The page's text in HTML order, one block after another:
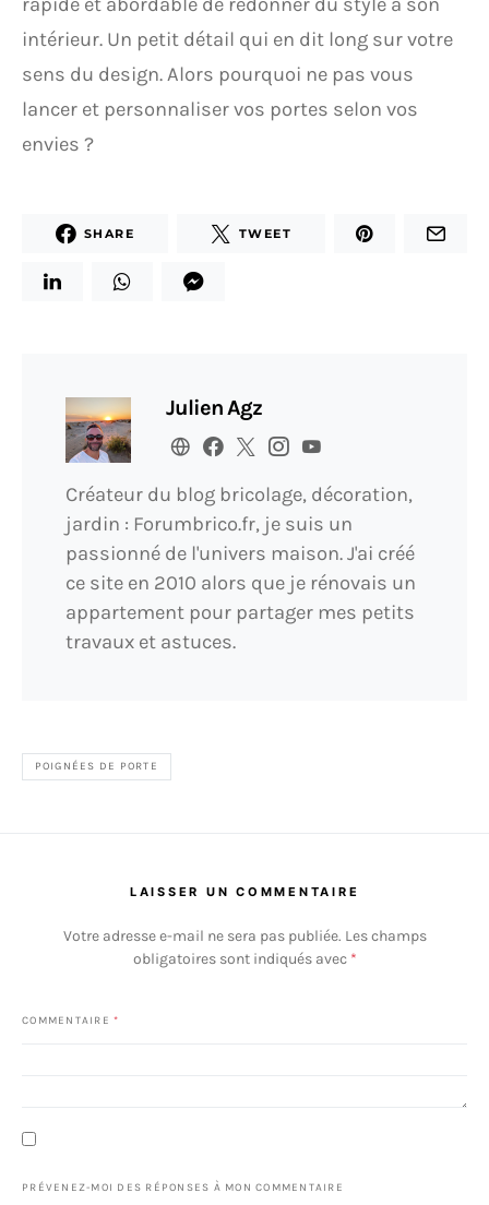
intérieur. Un petit détail qui en dit long sur votre
sens du design. Alors pourquoi ne pas vous
lancer et personnaliser vos portes selon vos
envies ?
SHARE TWEET
Julien Agz
Créateur du blog bricolage, décoration,
jardin : Forumbrico.fr, je suis un
passionné de l'univers maison. J'ai créé
ce site en 2010 alors que je rénovais un
appartement pour partager mes petits
travaux et astuces.
POIGNÉES DE PORTE
LAISSER UN COMMENTAIRE
Votre adresse e-mail ne sera pas publiée. Les champs
obligatoires sont indiqués avec *
COMMENTAIRE *
PRÉVENEZ-MOI DES RÉPONSES À MON COMMENTAIRE